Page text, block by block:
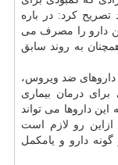
تصریح كرد: در باره
دارو را مصرف می
به روند سابق
داروهای ضد ویروس،
درمان بیماری
داروها می تواند
ازاین رو لازم است
دارو و یامكمل